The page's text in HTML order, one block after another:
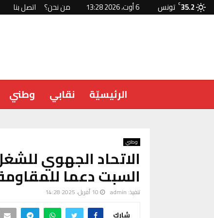
35.2
C تونس 6 أوت، 2026 13:28 من نحن؟ اتصل بنا
الرئيسيّة نقابي وطني
وطني
الاتحاد الجهوي
السبت دعما
تنفيذ: admin 10 أفريل، 2025 14:28
شارك